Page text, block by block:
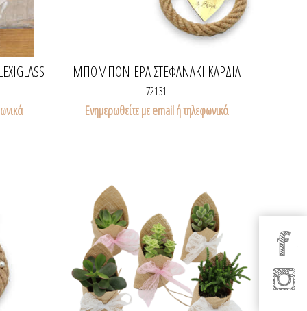
ΜΠΟΜΠΟΝΙΈΡΑ ΣΤΕΦΑΝΆΚΙ ΚΑΡΔΙΆ
PLEXIGLASS
72131
Ενημερωθείτε με email ή τηλεφωνικά